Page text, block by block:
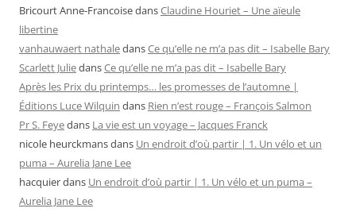
Bricourt Anne-FrancoisedansClaudine Houriet – Une aïeule
libertine
vanhauwaert nathaledansCe qu’elle ne m’a pas dit – Isabelle Bary
Scarlett JuliedansCe qu’elle ne m’a pas dit – Isabelle Bary
Après les Prix du printemps… les promesses de l’automne |
Éditions Luce Wilquin dans Rien n’est rouge – François Salmon
Pr S. Feyedans La vie est un voyage – Jacques Franck
nicole heurckmansdans Un endroit d’où partir | 1. Un vélo et un
puma – Aurelia Jane Lee
hacquierdans Un endroit d’où partir | 1. Un vélo et un puma –
Aurelia Jane Lee